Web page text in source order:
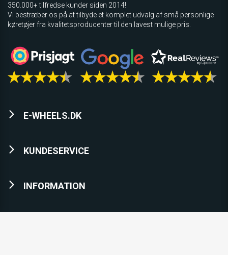
350.000+ tilfredse kunder siden 2014!
Vi bestræber os på at tilbyde et komplet udvalg af små personlige
køretøjer fra kvalitetsproducenter til den lavest mulige pris.
E-WHEELS.DK
KUNDESERVICE
INFORMATION